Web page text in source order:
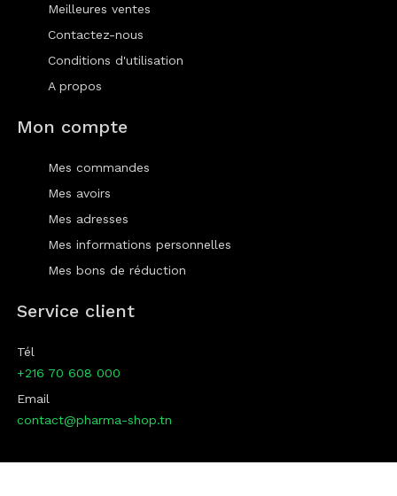
Meilleures ventes
Contactez-nous
Conditions d'utilisation
A propos
Mon compte
Mes commandes
Mes avoirs
Mes adresses
Mes informations personnelles
Mes bons de réduction
Service client
Tél
+216 70 608 000
Email
contact@pharma-shop.tn